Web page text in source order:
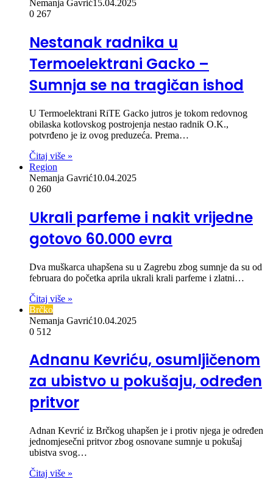
Nemanja Gavrić15.04.2025
0 267
Nestanak radnika u
Termoelektrani Gacko –
Sumnja se na tragičan ishod
U Termoelektrani RiTE Gacko jutros je tokom redovnog
obilaska kotlovskog postrojenja nestao radnik O.K.,
potvrđeno je iz ovog preduzeća. Prema…
Čitaj više »
Region
Nemanja Gavrić10.04.2025
0 260
Ukrali parfeme i nakit vrijedne
gotovo 60.000 evra
Dva muškarca uhapšena su u Zagrebu zbog sumnje da su od
februara do početka aprila ukrali krali parfeme i zlatni…
Čitaj više »
Brčko
Nemanja Gavrić10.04.2025
0 512
Adnanu Kevriću, osumljičenom
za ubistvo u pokušaju, određen
pritvor
Adnan Kevrić iz Brčkog uhapšen je i protiv njega je određen
jednomjesečni pritvor zbog osnovane sumnje u pokušaj
ubistva svog…
Čitaj više »